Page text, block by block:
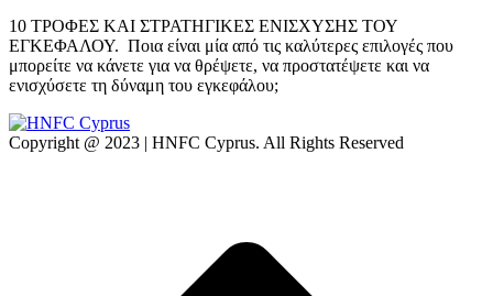
10 ΤΡΟΦΕΣ ΚΑΙ ΣΤΡΑΤΗΓΙΚΕΣ ΕΝΙΣΧΥΣΗΣ ΤΟΥ
ΕΓΚΕΦΑΛΟΥ. Ποια είναι μία από τις καλύτερες επιλογές που
μπορείτε να κάνετε για να θρέψετε, να προστατέψετε και να
ενισχύσετε τη δύναμη του εγκεφάλου;
Copyright @ 2023 | HNFC Cyprus. All Rights Reserved